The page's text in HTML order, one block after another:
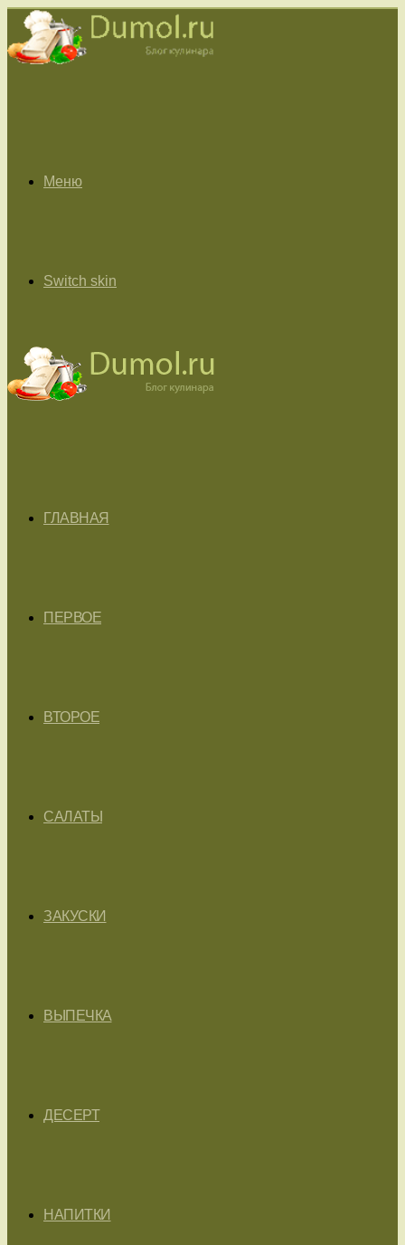
Меню
Switch skin
ГЛАВНАЯ
ПЕРВОЕ
ВТОРОЕ
САЛАТЫ
ЗАКУСКИ
ВЫПЕЧКА
ДЕСЕРТ
НАПИТКИ